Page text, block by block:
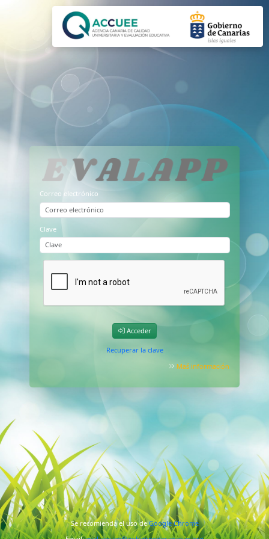
Correo electrónico
Clave
Acceder
Recuperar la clave
Maś información
Se recomienda el uso deGoogle Chrome